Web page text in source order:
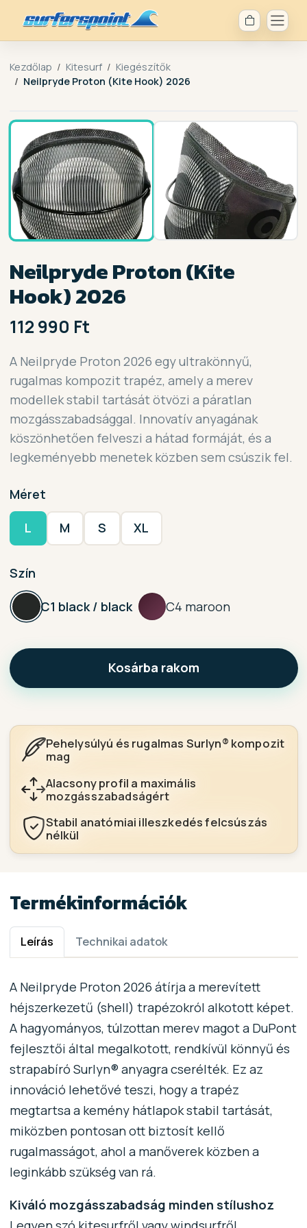
Kezdőlap Kitesurf
Kiegészítők
Neilpryde Proton (Kite Hook) 2026
Neilpryde Proton (Kite
Hook) 2026
112 990 Ft
A Neilpryde Proton 2026 egy ultrakönnyű,
rugalmas kompozit trapéz, amely a merev
modellek stabil tartását ötvözi a páratlan
mozgásszabadsággal. Innovatív anyagának
köszönhetően felveszi a hátad formáját, és a
legkeményebb menetek közben sem csúszik fel.
Méret
L M S XL
Szín
C1 black / black C4 maroon
Kosárba rakom
Pehelysúlyú és rugalmas Surlyn® kompozit
mag
Alacsony profil a maximális
mozgásszabadságért
Stabil anatómiai illeszkedés felcsúszás
nélkül
Termékinformációk
Leírás Technikai adatok
A Neilpryde Proton 2026 átírja a merevített
héjszerkezetű (shell) trapézokról alkotott képet.
A hagyományos, túlzottan merev magot a DuPont
fejlesztői által megalkotott, rendkívül könnyű és
strapabíró Surlyn® anyagra cserélték. Ez az
innováció lehetővé teszi, hogy a trapéz
megtartsa a kemény hátlapok stabil tartását,
miközben pontosan ott biztosít kellő
rugalmasságot, ahol a manőverek közben a
leginkább szükség van rá.
Kiváló mozgásszabadság minden stílushoz